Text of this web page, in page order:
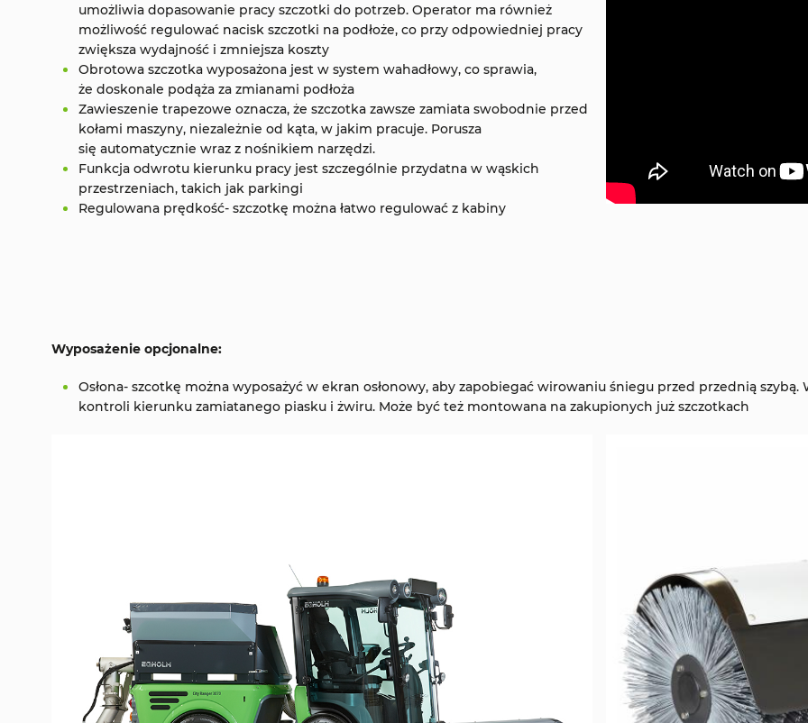
umożliwia dopasowanie pracy szczotki do potrzeb. Operator ma również
możliwość regulować nacisk szczotki na podłoże, co przy odpowiedniej pracy
zwiększa wydajność i zmniejsza koszty
Obrotowa szczotka wyposażona jest w system wahadłowy, co sprawia,
że doskonale podąża za zmianami podłoża
Zawieszenie trapezowe oznacza, że szczotka zawsze zamiata swobodnie przed
kołami maszyny, niezależnie od kąta, w jakim pracuje. Porusza
się automatycznie wraz z nośnikiem narzędzi.
Funkcja odwrotu kierunku pracy jest szczególnie przydatna w wąskich
przestrzeniach, takich jak parkingi
Regulowana prędkość- szczotkę można łatwo regulować z kabiny
Wyposażenie opcjonalne:
Osłona- szcotkę można wyposażyć w ekran osłonowy, aby zapobiegać wirowaniu śniegu przed przednią
kontroli kierunku zamiatanego piasku i żwiru. Może być też montowana na zakupionych już szczotkach